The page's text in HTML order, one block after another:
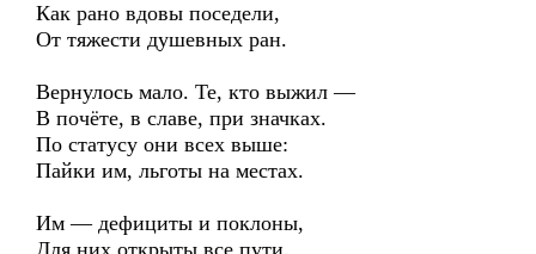
Как рано вдовы поседели,
От тяжести душевных ран.
Вернулось мало. Те, кто выжил —
В почёте, в славе, при значках.
По статусу они всех выше:
Пайки им, льготы на местах.
Им — дефициты и поклоны,
Для них открыты все пути.